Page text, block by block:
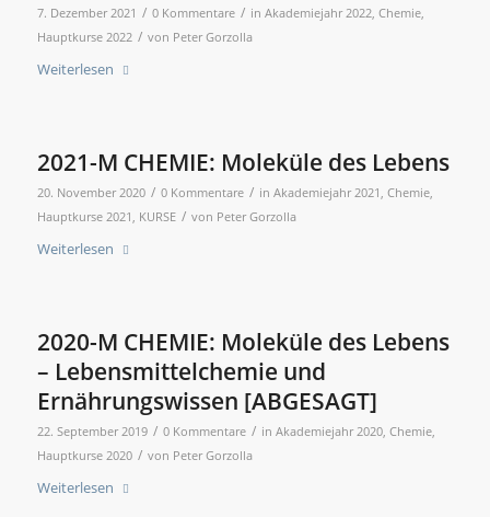
7. Dezember 2021 / 0 Kommentare / in Akademiejahr 2022, Chemie,
Hauptkurse 2022 / von Peter Gorzolla
Weiterlesen
2021-M CHEMIE: Moleküle des Lebens
20. November 2020 / 0 Kommentare / in Akademiejahr 2021 , Chemie,
Hauptkurse 2021 , KURSE / von Peter Gorzolla
Weiterlesen
2020-M CHEMIE: Moleküle des Lebens
– Lebensmittelchemie und
Ernährungswissen [ABGESAGT]
22. September 2019 / 0 Kommentare / in Akademiejahr 2020, Chemie,
Hauptkurse 2020 / von Peter Gorzolla
Weiterlesen